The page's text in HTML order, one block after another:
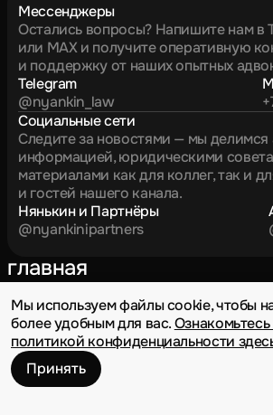
Мессенджеры
Остались вопросы? Напишите нам в
или MAX и получите оперативную
и поддержку от наших опытных
Telegram
@nyankin_law
Социальные сети
Следите за новостями — мы делимся
информацией, юридическими
материалами как для коллег, так и
и гостей нашего канала.
Нянькин и Партнёры
@nyankinipartners
главная
о нас
новости
партнёрство
Политика конфиденциальности
Дизайн — Владислав Базаев
Мы используем файлы cookie, чтобы
более удобным для вас.
политикой конфиденциальности
Принять